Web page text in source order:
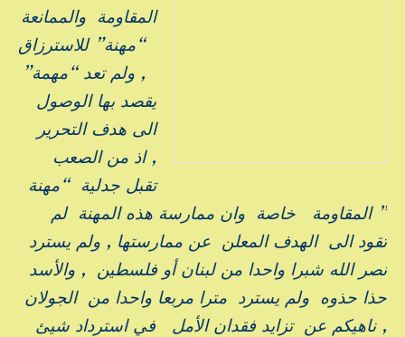
المقاومة والممانعة
“مهنة” للاسترزاق
, ولم تعد “مهمة”
يقصد بها الوصول
الى هدف التحرير
, اذ من الصعب
تقبل جدلية “مهنة
” المقاومة خاصة وان ممارسة هذه المهنة لم
تقود الى الهدف المعلن عن ممارستها , ولم يسترد
نصر الله شبرا واحدا من لبنان أو فلسطين , والأسد
حذا حذوه ولم يسترد مترا مربعا واحدا من الجولان
, ناهيكم عن تزايد فقدان الأمل في استرداد شيئ